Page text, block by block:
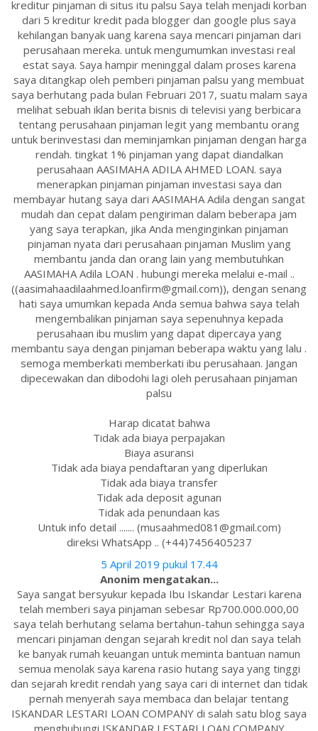
kreditur pinjaman di situs itu palsu Saya telah menjadi korban
dari 5 kreditur kredit pada blogger dan google plus saya
kehilangan banyak uang karena saya mencari pinjaman dari
perusahaan mereka. untuk mengumumkan investasi real
estat saya. Saya hampir meninggal dalam proses karena
saya ditangkap oleh pemberi pinjaman palsu yang membuat
saya berhutang pada bulan Februari 2017, suatu malam saya
melihat sebuah iklan berita bisnis di televisi yang berbicara
tentang perusahaan pinjaman legit yang membantu orang
untuk berinvestasi dan meminjamkan pinjaman dengan harga
rendah. tingkat 1% pinjaman yang dapat diandalkan
perusahaan AASIMAHA ADILA AHMED LOAN. saya
menerapkan pinjaman pinjaman investasi saya dan
membayar hutang saya dari AASIMAHA Adila dengan sangat
mudah dan cepat dalam pengiriman dalam beberapa jam
yang saya terapkan, jika Anda menginginkan pinjaman
pinjaman nyata dari perusahaan pinjaman Muslim yang
membantu janda dan orang lain yang membutuhkan
AASIMAHA Adila LOAN . hubungi mereka melalui e-mail ..
((aasimahaadilaahmed.loanfirm@gmail.com)), dengan senang
hati saya umumkan kepada Anda semua bahwa saya telah
mengembalikan pinjaman saya sepenuhnya kepada
perusahaan ibu muslim yang dapat dipercaya yang
membantu saya dengan pinjaman beberapa waktu yang lalu .
semoga memberkati memberkati ibu perusahaan. Jangan
dipecewakan dan dibodohi lagi oleh perusahaan pinjaman
palsu
Harap dicatat bahwa
Tidak ada biaya perpajakan
Biaya asuransi
Tidak ada biaya pendaftaran yang diperlukan
Tidak ada biaya transfer
Tidak ada deposit agunan
Tidak ada penundaan kas
Untuk info detail ....... (musaahmed081@gmail.com)
direksi WhatsApp .. (+44)7456405237
5 April 2019 pukul 17.44
Anonim mengatakan...
Saya sangat bersyukur kepada Ibu Iskandar Lestari karena
telah memberi saya pinjaman sebesar Rp700.000.000,00
saya telah berhutang selama bertahun-tahun sehingga saya
mencari pinjaman dengan sejarah kredit nol dan saya telah
ke banyak rumah keuangan untuk meminta bantuan namun
semua menolak saya karena rasio hutang saya yang tinggi
dan sejarah kredit rendah yang saya cari di internet dan tidak
pernah menyerah saya membaca dan belajar tentang
ISKANDAR LESTARI LOAN COMPANY di salah satu blog saya